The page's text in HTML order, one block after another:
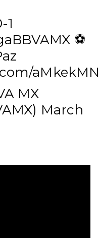
1
⚽
MX
March